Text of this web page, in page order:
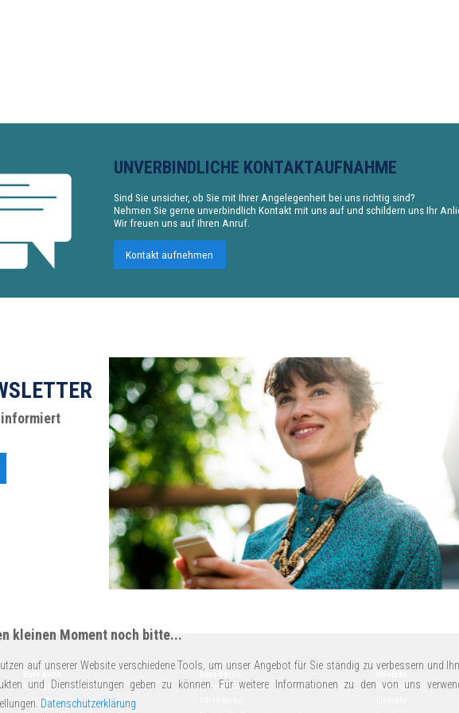
UNVERBINDLICHE KONTAKTAUFNAHME
Sind Sie unsicher, ob Sie mit Ihrer Angelegenheit bei uns richtig sind?
Nehmen Sie gerne unverbindlich Kontakt mit uns auf und schildern uns Ihr
Wir freuen uns auf Ihren Anruf.
Kontakt aufnehmen
Kurt-Schumacher-Str. 14
53113 Bonn
Büro Berlin
Schumannstraße 18
Newsletter
kleinen Moment noch bitte...
auf unserer Website verschiedene Tools, um unser Angebot für Sie ständig zu verbessern und
und Dienstleistungen geben zu können. Für weitere Informationen zu den von uns
Datenschutzerklärung